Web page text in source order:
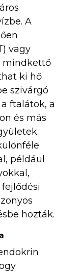
A
vagy
mindkettő
ki hő
szivárgó
ftalátok, a
és más
például
hozták.